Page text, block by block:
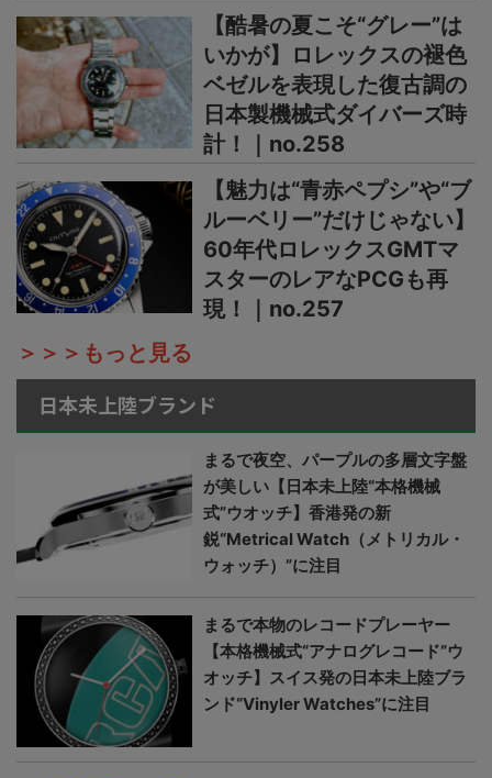
【酷暑の夏こそ“グレー”は
いかが】ロレックスの褪色
ベゼルを表現した復古調の
日本製機械式ダイバーズ時
計！｜no.258
【魅力は“青赤ペプシ”や“ブ
ルーベリー”だけじゃない】
60年代ロレックスGMTマ
スターのレアなPCGも再
現！｜no.257
＞＞＞もっと見る
日本未上陸ブランド
まるで夜空、パープルの多層文字盤
が美しい【日本未上陸“本格機械
式”ウオッチ】香港発の新
鋭“Metrical Watch（メトリカル・
ウォッチ）”に注目
まるで本物のレコードプレーヤー
【本格機械式“アナログレコード”ウ
オッチ】スイス発の日本未上陸ブラ
ンド“Vinyler Watches”に注目